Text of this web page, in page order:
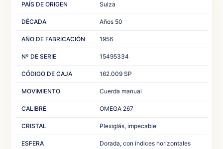
PAÍS DE ORIGEN Suiza
DÉCADA Años 50
AÑO DE FABRICACIÓN 1956
Nº DE SERIE 15495334
CÓDIGO DE CAJA 162.009 SP
MOVIMIENTO Cuerda manual
CALIBRE OMEGA 267
CRISTAL Plexiglás, impecable
ESFERA Dorada, con índices horizontales